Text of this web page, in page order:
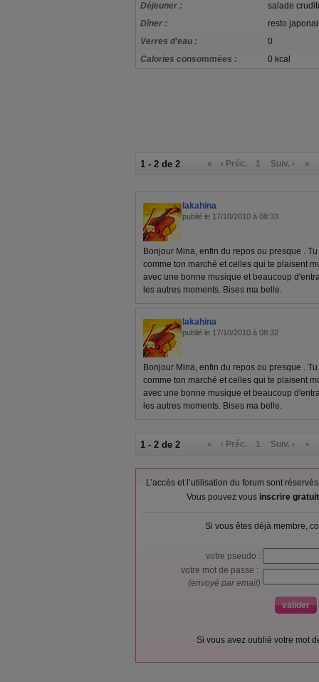
Déjeuner :
salade
Dîner :
resto
Verres d'eau :
0
Calories consommées :
0 kcal
1 - 2 de 2 « ‹ Préc. 1 Suiv. › »
lakahina
publié le 17/10/2010 à 08:33
Bonjour Mina, enfin du repos ou presque .
comme ton marché et celles qui te plaisent
avec une bonne musique et beaucoup
les autres moments. Bises ma belle.
lakahina
publié le 17/10/2010 à 08:32
Bonjour Mina, enfin du repos ou presque .
comme ton marché et celles qui te plaisent
avec une bonne musique et beaucoup
les autres moments. Bises ma belle.
1 - 2 de 2 « ‹ Préc. 1 Suiv. › »
L’accès et l’utilisation du forum sont
Vous pouvez vous inscrire
Si vous êtes déjà membre,
votre pseudo :
votre mot de passe :
(envoyé par email)
Si vous avez oublié votre mot